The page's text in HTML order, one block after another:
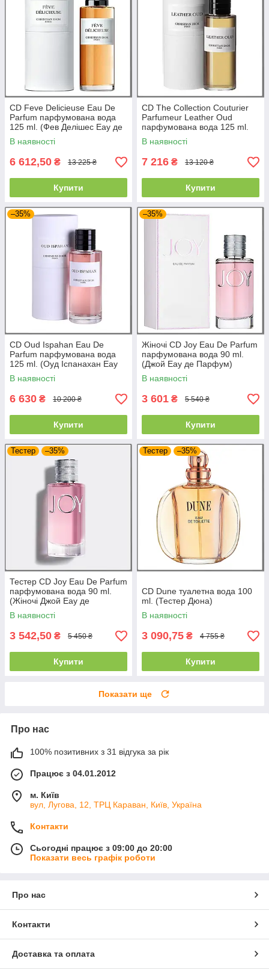
CD Feve Delicieuse Eau De
Parfum парфумована вода
125 ml. (Фев Делішес Еау де
Парфум)
В наявності
6 612,50 ₴ 13 225 ₴
Купити
CD The Collection Couturier
Parfumeur Leather Oud
парфумована вода 125 ml.
(Зе Колекшн Кутюр'є Лезер
Уд)
В наявності
7 216 ₴ 13 120 ₴
Купити
–35%
CD Oud Ispahan Eau De
Parfum парфумована вода
125 ml. (Оуд Іспанахан Еау
де Парфум)
В наявності
6 630 ₴ 10 200 ₴
Купити
–35%
Жіночі CD Joy Eau De Parfum
парфумована вода 90 ml.
(Джой Еау де Парфум)
В наявності
3 601 ₴ 5 540 ₴
Купити
Тестер –35%
Тестер CD Joy Eau De Parfum
парфумована вода 90 ml.
(Жіночі Джой Еау де
Парфум)
В наявності
3 542,50 ₴ 5 450 ₴
Купити
Тестер –35%
CD Dune туалетна вода 100
ml. (Тестер Дюна)
В наявності
3 090,75 ₴ 4 755 ₴
Купити
Показати ще
Про нас
100% позитивних з 31 відгука за рік
Працює з 04.01.2012
м. Київ
вул, Лугова, 12, ТРЦ Караван, Київ, Україна
Контакти
Сьогодні працює з 09:00 до 20:00
Показати весь графік роботи
Про нас
Контакти
Доставка та оплата